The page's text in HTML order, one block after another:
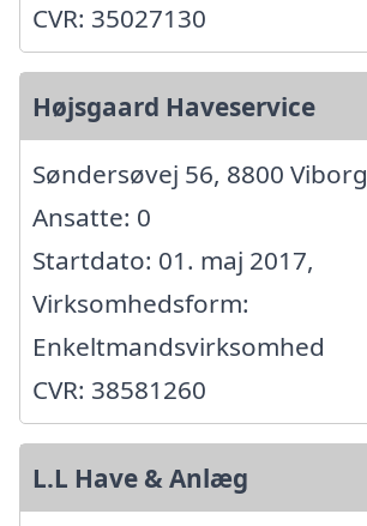
CVR: 35027130
Højsgaard Haveservice
Søndersøvej 56, 8800 Viborg
Ansatte: 0
Startdato: 01. maj 2017,
Virksomhedsform:
Enkeltmandsvirksomhed
CVR: 38581260
L.L Have & Anlæg